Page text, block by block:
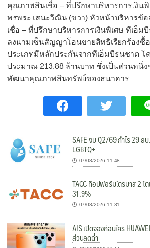
คุณภาพสินเชื่อ – ที่ปรึกษาบริหารการเงินพิ
พรพระ เสนะวีณิน (ขวา) หัวหน้าบริหารข้
เชื่อ – ที่ปรึกษาบริหารการเงินพิเศษ ทีเอ็ม
ลงนามเซ็นสัญญาโอนขายสิทธิเรียกร้อง
ประเภทมีหลักประกันจากทีเอ็มบีธนชาต โ
ประมาณ 213.88 ล้านบาท ซึ่งเป็นส่วนหนึ่ง
พัฒนาคุณภาพสินทรัพย์ของธนาคาร
SAFE งบ Q2/69 กำไร 29 ล
LGBTQ+
07/08/2026 11:48
TACC ท็อปฟอร์มไตรมาส 2 โ
31.9%
07/08/2026 11:31
AIS เปิดจองก่อนใคร
ส่วนลดฉ่ำ